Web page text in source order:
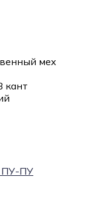
мех
кант
ПУ-ПУ